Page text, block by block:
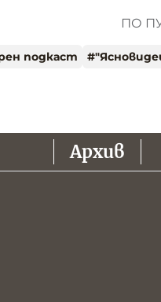
ПО
подкаст #
Архив